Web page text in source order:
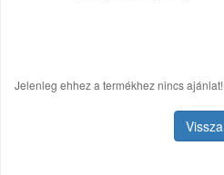
Jelenleg ehhez a termékhez nincs ajánlat!
Vissza